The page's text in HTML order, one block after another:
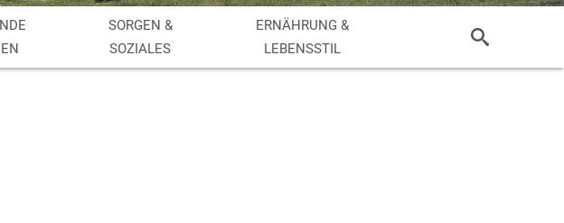
SORGEN &
SOZIALES
ERNÄHRUNG &
LEBENSSTIL